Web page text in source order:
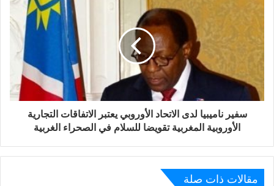
سفير ناميبيا لدى الاتحاد الأوروبي يعتبر الاتفاقات التجارية
الأوروبية المغربية تقويضا للسلام في الصحراء الغربية
مقالات ذات صلة